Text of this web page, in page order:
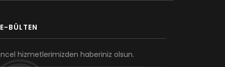
BÜLTEN
hizmetlerimizden haberiniz olsun.